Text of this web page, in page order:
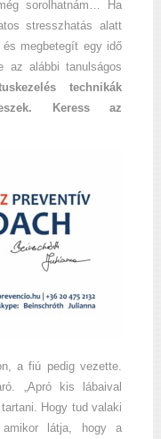
sorolhatnám… Ha
stresszhatás alatt
megbetegít egy idő
az alábbi tanulságos
technikák
Keress az
a fiú pedig vezette.
„Apró kis lábaival
Hogy tud valaki
látja, hogy a